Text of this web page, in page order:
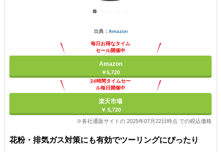
出典： Amazon
毎日お得なタイム
セール開催中
Amazon
￥5,720
24時間タイムセー
ル毎日開催中
楽天市場
￥ 5,720
※各社通販サイトの 2025年07月22日時点 での税込価格
花粉・排気ガス対策にも有効でツーリングにぴったり